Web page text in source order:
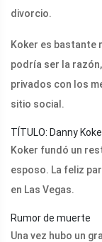
divorcio.
Koker es bastante
podría ser la
privados con los
sitio social.
TÍTULO: Danny
Koker fundó un
esposo. La feliz
en Las Vegas.
Rumor de muerte
Una vez hubo un